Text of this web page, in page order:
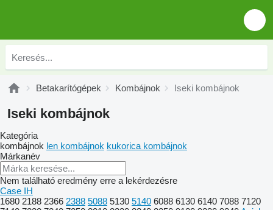
Betakarítógépek Kombájnok Iseki kombájnok
Iseki kombájnok
Kategória
kombájnok len kombájnok kukorica kombájnok
Márkanév
Nem található eredmény erre a lekérdezésre
Case IH
1680 2188 2366 2388 5088 5130 5140 6088 6130 6140 7088 7120